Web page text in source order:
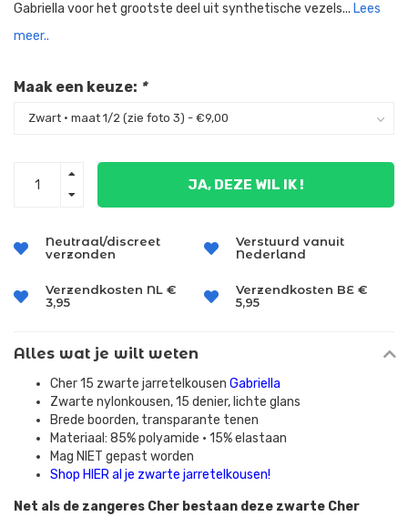
Gabriella voor het grootste deel uit synthetische vezels... Lees
meer..
Maak een keuze: *
JA, DEZE WIL IK !
Neutraal/discreet
verzonden
Verstuurd vanuit
Nederland
Verzendkosten NL €
3,95
Verzendkosten BE €
5,95
Alles wat je wilt weten
Cher 15 zwarte jarretelkousen Gabriella
Zwarte nylonkousen, 15 denier, lichte glans
Brede boorden, transparante tenen
Materiaal: 85% polyamide • 15% elastaan
Mag NIET gepast worden
Shop HIER al je zwarte jarretelkousen!
Net als de zangeres Cher bestaan deze zwarte Cher